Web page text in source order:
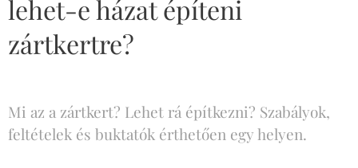
lehet-e házat építeni
zártkertre?
Mi az a zártkert? Lehet rá építkezni? Szabályok,
feltételek és buktatók érthetően egy helyen.